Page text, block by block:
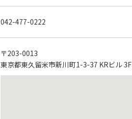
042-477-0222
〒203-0013
東京都東久留米市新川町1-3-37 KRビル 3F